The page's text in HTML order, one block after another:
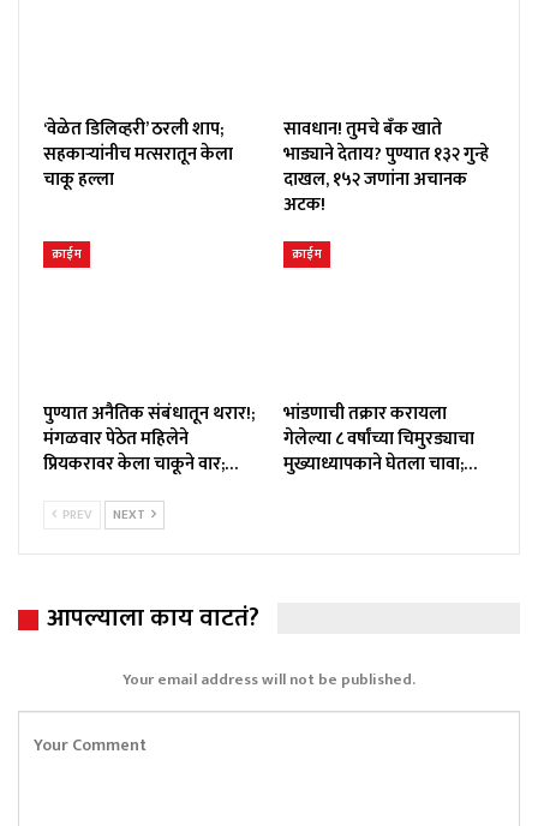
‘वेळेत डिलिव्हरी’ ठरली शाप;
सहकाऱ्यांनीच मत्सरातून केला
चाकू हल्ला
सावधान! तुमचे बँक खाते
भाड्याने देताय? पुण्यात १३२ गुन्हे
दाखल, १५२ जणांना अचानक
अटक!
क्राईम
पुण्यात अनैतिक संबंधातून थरार!;
मंगळवार पेठेत महिलेने
प्रियकरावर केला चाकूने वार;…
क्राईम
भांडणाची तक्रार करायला
गेलेल्या ८ वर्षांच्या चिमुरड्याचा
मुख्याध्यापकाने घेतला चावा;…
PREV NEXT
आपल्याला काय वाटतं?
Your email address will not be published.